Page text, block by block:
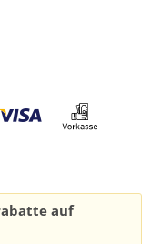
auf